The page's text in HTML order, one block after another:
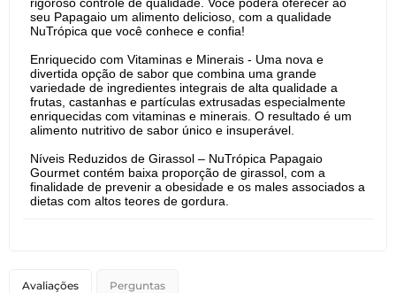
seu Papagaio um alimento delicioso, com a qualidade
NuTrópica que você conhece e confia!
Enriquecido com Vitaminas e Minerais - Uma nova e
divertida opção de sabor que combina uma grande
variedade de ingredientes integrais de alta qualidade a
frutas, castanhas e partículas extrusadas especialmente
enriquecidas com vitaminas e minerais. O resultado é um
alimento nutritivo de sabor único e insuperável.
Níveis Reduzidos de Girassol – NuTrópica Papagaio
Gourmet contém baixa proporção de girassol, com a
finalidade de prevenir a obesidade e os males associados a
dietas com altos teores de gordura.
Avaliações Perguntas